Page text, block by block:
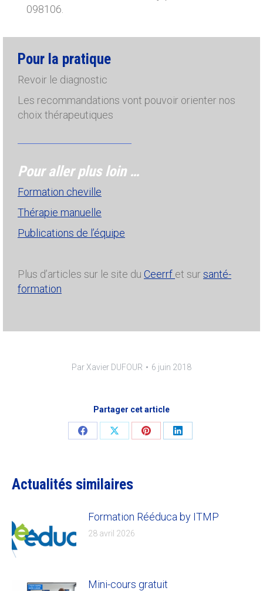
098106.
Pour la pratique
Revoir le diagnostic
Les recommandations vont pouvoir orienter nos
choix thérapeutiques
Pour aller plus loin …
Formation cheville
Thérapie manuelle
Publications de l’équipe
Plus d’articles sur le site du Ceerrf et sursanté-
formation
Par Xavier DUFOUR 6 juin 2018
Partager cet article
Share
Share
Share
Share
Actualités similaires
Formation Rééduca by ITMP
28 avril 2026
Mini-cours gratuit